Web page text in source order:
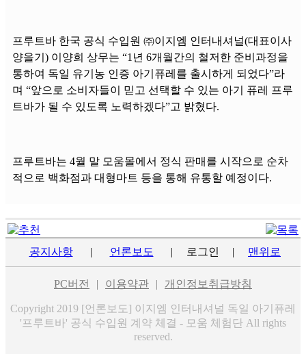
프루트바 한국 공식 수입원 ㈜이지엠 인터내셔널(대표이사
양을기) 이양희 상무는 “1년 6개월간의 철저한 준비과정을
통하여 독일 유기농 인증 아기퓨레를 출시하게 되었다”라
며 “앞으로 소비자들이 믿고 선택할 수 있는 아기 퓨레 프루
트바가 될 수 있도록 노력하겠다”고 밝혔다.
프루트바는 4월 말 모움몰에서 정식 판매를 시작으로 순차
적으로 백화점과 대형마트 등을 통해 유통할 예정이다.
공지사항 | 언론보도 | 로그인 | 맨위로
PC버전 | 이용약관 | 개인정보취급방침
Copyright 2019 [언론보도] 이지엠 인터내셔널 독일 아기퓨레
'프루트바' 공식 수입원 계약 체결 - 모움 체험단 All rights
reserved.